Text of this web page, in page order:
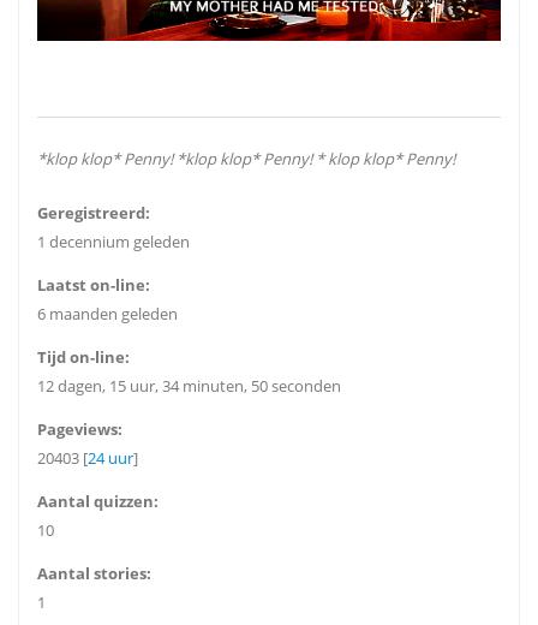
*klop klop* Penny! *klop klop* Penny! * klop klop* Penny!
Geregistreerd:
1 decennium geleden
Laatst on-line:
6 maanden geleden
Tijd on-line:
12 dagen, 15 uur, 34 minuten, 50 seconden
Pageviews:
20403 [24 uur]
Aantal quizzen:
10
Aantal stories:
1